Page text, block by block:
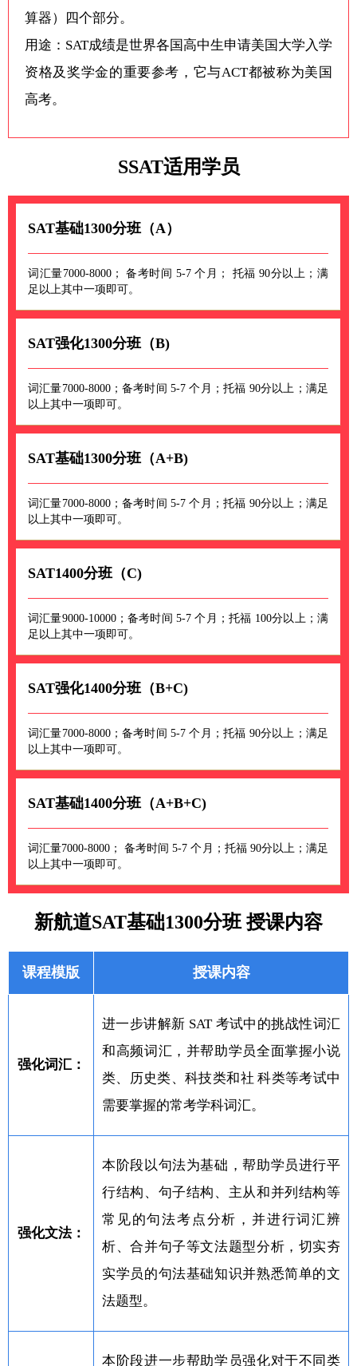
算器）四个部分。
用途：SAT成绩是世界各国高中生申请美国大学入学
资格及奖学金的重要参考，它与ACT都被称为美国
高考。
SSAT适用学员
SAT基础1300分班（A）
词汇量7000-8000； 备考时间 5-7 个月； 托福 90分以上；满
足以上其中一项即可。
SAT强化1300分班（B)
词汇量7000-8000；备考时间 5-7 个月；托福 90分以上；满足
以上其中一项即可。
SAT基础1300分班（A+B)
词汇量7000-8000；备考时间 5-7 个月；托福 90分以上；满足
以上其中一项即可。
SAT1400分班（C)
词汇量9000-10000；备考时间 5-7 个月；托福 100分以上；满
足以上其中一项即可。
SAT强化1400分班（B+C)
词汇量7000-8000；备考时间 5-7 个月；托福 90分以上；满足
以上其中一项即可。
SAT基础1400分班（A+B+C)
词汇量7000-8000； 备考时间 5-7 个月；托福 90分以上；满足
以上其中一项即可。
新航道SAT基础1300分班 授课内容
课程模版 授课内容
强化词汇：
进一步讲解新 SAT 考试中的挑战性词汇
和高频词汇，并帮助学员全面掌握小说
类、历史类、科技类和社 科类等考试中
需要掌握的常考学科词汇。
强化文法：
本阶段以句法为基础，帮助学员进行平
行结构、句子结构、主从和并列结构等
常见的句法考点分析，并进行词汇辨
析、合并句子等文法题型分析，切实夯
实学员的句法基础知识并熟悉简单的文
法题型。
本阶段进一步帮助学员强化对于不同类